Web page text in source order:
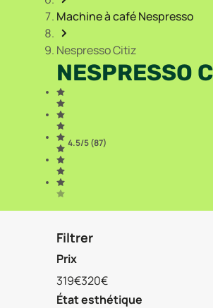
Machine à café Nespresso
Nespresso Citiz
NESPRESSO
4.5/5 (87)
Filtrer
Prix
319€320€
État esthétique